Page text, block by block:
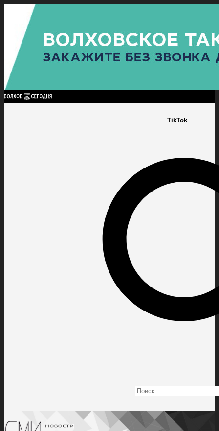
TikTok
Найти:
ГЛАВНАЯ ПОЛИТИКАПРОИСШЕСТВИЯ ПРОКУРАТУРАСПОРТ
ПОЛИТИКА
КУЛЬТУРА
ПОСЕЛЕНИЯ